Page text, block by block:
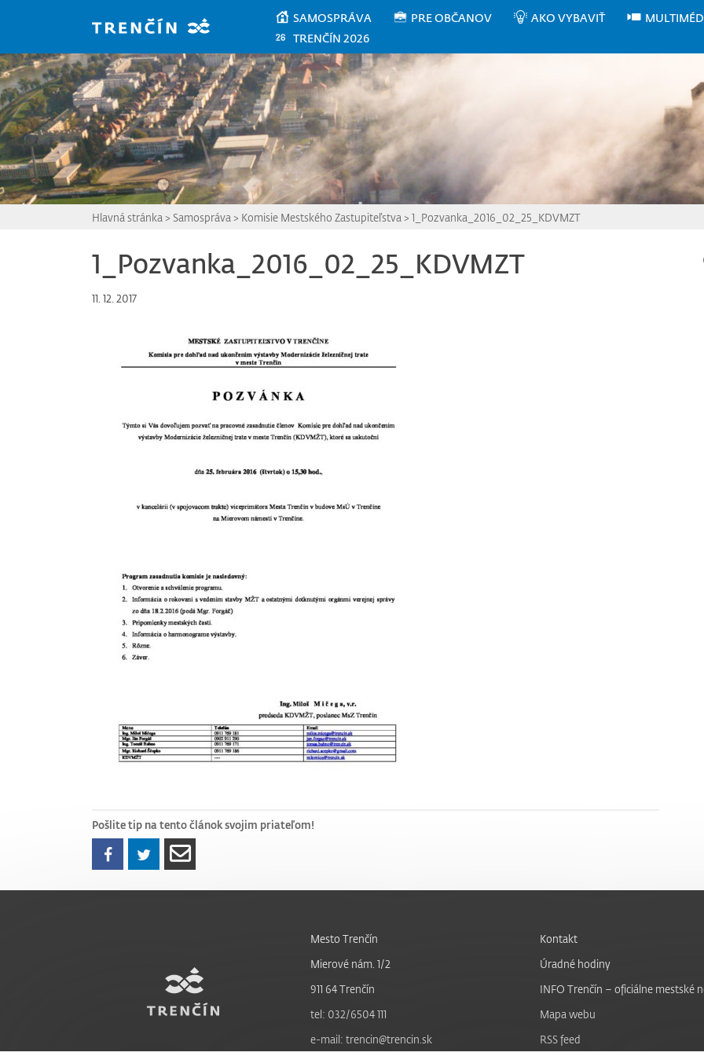
SAMOSPRÁVA PRE OBČANOV AKO VYBAVIŤ
TRENČÍN 2026
Hlavná stránka > Samospráva > Komisie Mestského Zastupiteľstva > 1_Pozvanka_2016_02_25_KDVMZT
1_Pozvanka_2016_02_25_KDVMZT
11. 12. 2017
Pošlite tip na tento článok svojim priateľom!
Mesto Trenčín
Mierové nám. 1/2
911 64 Trenčín
tel: 032/6504 111
e-mail: trencin@trencin.sk
Kontakt
Úradné hodiny
INFO Trenčín – oficiálne mestské
Mapa webu
RSS feed